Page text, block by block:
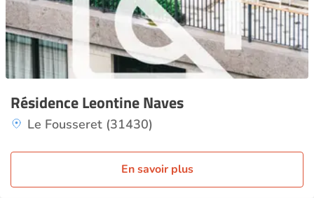
Résidence Leontine Naves
Le Fousseret (31430)
En savoir plus